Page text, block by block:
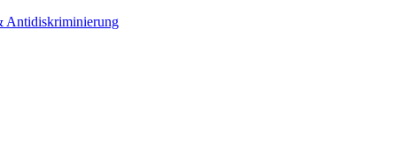
Antidiskriminierung